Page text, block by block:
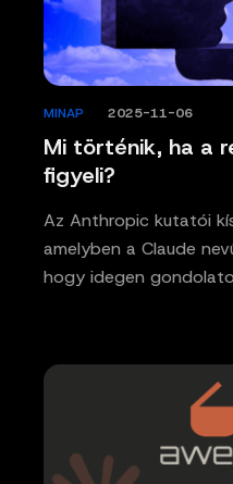
Mi történik, ha a
figyeli?
MINAP 2025-11-06
Az Anthropic kutatói
amelyben a Claude
hogy idegen